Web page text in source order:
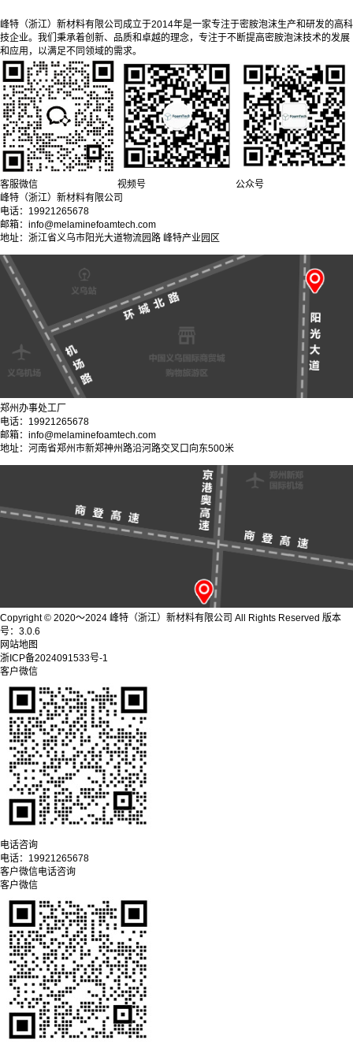
峰特（浙江）新材料有限公司成立于2014年是一家专注于密胺泡沫生产和研发的高科
技企业。我们秉承着创新、品质和卓越的理念，专注于不断提高密胺泡沫技术的发展
和应用，以满足不同领域的需求。
客服微信 视频号
公众号
峰特（浙江）新材料有限公司
电话：19921265678
邮箱：info@melaminefoamtech.com
地址：浙江省义乌市阳光大道物流园路 峰特产业园区
郑州办事处工厂
电话：19921265678
邮箱：info@melaminefoamtech.com
地址：河南省郑州市新郑神州路沿河路交叉口向东500米
Copyright © 2020～2024 峰特（浙江）新材料有限公司 All Rights Reserved 版本
号：3.0.6
网站地图
浙ICP备2024091533号-1
客户微信
电话咨询
电话： 19921265678
客户微信电话咨询
客户微信